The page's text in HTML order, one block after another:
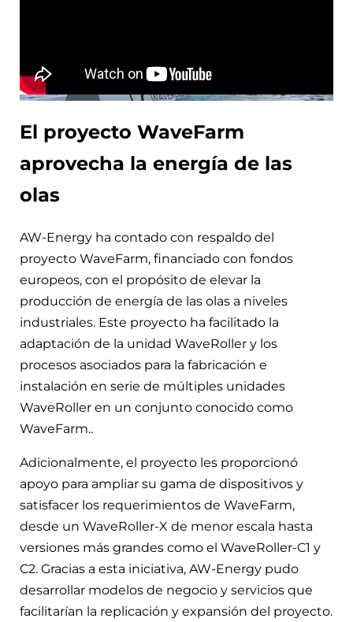
El proyecto WaveFarm
aprovecha la energía de las
olas
AW-Energy ha contado con respaldo del
proyecto WaveFarm, financiado con fondos
europeos, con el propósito de elevar la
producción de energía de las olas a niveles
industriales. Este proyecto ha facilitado la
adaptación de la unidad WaveRoller y los
procesos asociados para la fabricación e
instalación en serie de múltiples unidades
WaveRoller en un conjunto conocido como
WaveFarm..
Adicionalmente, el proyecto les proporcionó
apoyo para ampliar su gama de dispositivos y
satisfacer los requerimientos de WaveFarm,
desde un WaveRoller-X de menor escala hasta
versiones más grandes como el WaveRoller-C1 y
C2. Gracias a esta iniciativa, AW-Energy pudo
desarrollar modelos de negocio y servicios que
facilitarían la replicación y expansión del proyecto.